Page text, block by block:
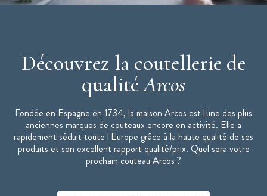
Découvrez la coutellerie de
qualitéArcos
Fondée en Espagne en 1734, la maison Arcos est l'une des plus
anciennes marques de couteaux encore en activité. Elle a
rapidement séduit toute l'Europe grâce à la haute qualité de ses
produits et son excellent rapport qualité/prix. Quel sera votre
prochain couteau Arcos ?